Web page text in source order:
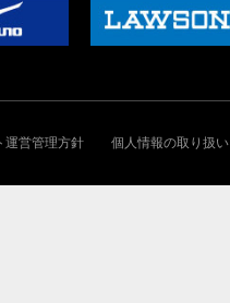
運営管理方針 個人情報の取り扱い